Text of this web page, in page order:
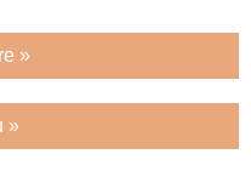
»
»